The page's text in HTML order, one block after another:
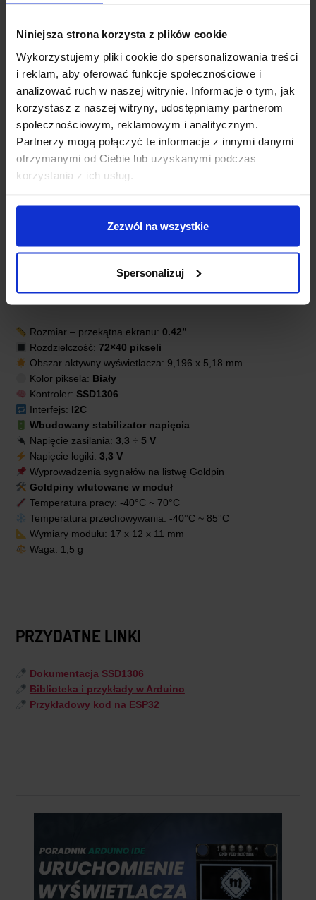
Niniejsza strona korzysta z plików cookie
Wykorzystujemy pliki cookie do spersonalizowania treści
i reklam, aby oferować funkcje społecznościowe i
analizować ruch w naszej witrynie. Informacje o tym, jak
korzystasz z naszej witryny, udostępniamy partnerom
społecznościowym, reklamowym i analitycznym.
Partnerzy mogą połączyć te informacje z innymi danymi
otrzymanymi od Ciebie lub uzyskanymi podczas
korzystania z ich usług.
Zezwól na wszystkie
Spersonalizuj
SPECYFIKACJA WYŚWIETLACZA OLED
0.42″ 72X40 BIAŁY
Rozmiar – przekątna ekranu: 0.42”
Rozdzielczość: 72×40 pikseli
Obszar aktywny wyświetlacza: 9,196 x 5,18 mm
Kolor piksela: Biały
Kontroler: SSD1306
Interfejs: I2C
Wbudowany stabilizator napięcia
Napięcie zasilania: 3,3 ÷ 5 V
Napięcie logiki: 3,3 V
Wyprowadzenia sygnałów na listwę Goldpin
Goldpiny wlutowane w moduł
Temperatura pracy: -40°C ~ 70°C
Temperatura przechowywania: -40°C ~ 85°C
Wymiary modułu: 17 x 12 x 11 mm
Waga: 1,5 g
PRZYDATNE LINKI
Dokumentacja SSD1306
Biblioteka i przykłady w Arduino
Przykładowy kod na ESP32
PCB breadboard MSALAMON
Odbieram PCB!